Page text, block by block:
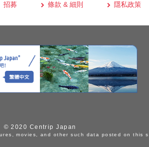
招募 條款 & 細則 隱私政策
© 2020 Centrip Japan
movies, and other such data posted on this